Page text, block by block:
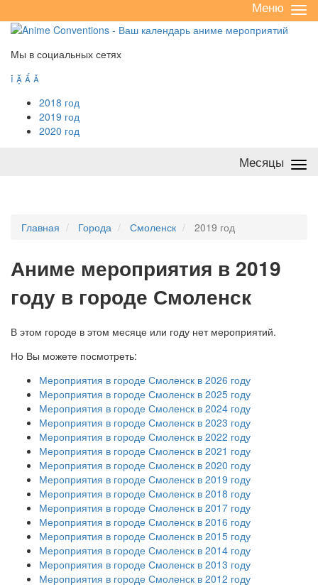
/
Меню
Мы в социальных сетях
   
2018 год
2019 год
2020 год
Месяцы
Главная Города Смоленск 2019 год
Аниме мероприятия в 2019
году в городе Смоленск
В этом городе в этом месяце или году нет мероприятий.
Но Вы можете посмотреть:
Мероприятия в городе Смоленск в 2026 году
Мероприятия в городе Смоленск в 2025 году
Мероприятия в городе Смоленск в 2024 году
Мероприятия в городе Смоленск в 2023 году
Мероприятия в городе Смоленск в 2022 году
Мероприятия в городе Смоленск в 2021 году
Мероприятия в городе Смоленск в 2020 году
Мероприятия в городе Смоленск в 2019 году
Мероприятия в городе Смоленск в 2018 году
Мероприятия в городе Смоленск в 2017 году
Мероприятия в городе Смоленск в 2016 году
Мероприятия в городе Смоленск в 2015 году
Мероприятия в городе Смоленск в 2014 году
Мероприятия в городе Смоленск в 2013 году
Мероприятия в городе Смоленск в 2012 году